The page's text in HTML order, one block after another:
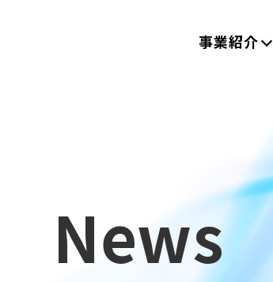
事業紹介
News